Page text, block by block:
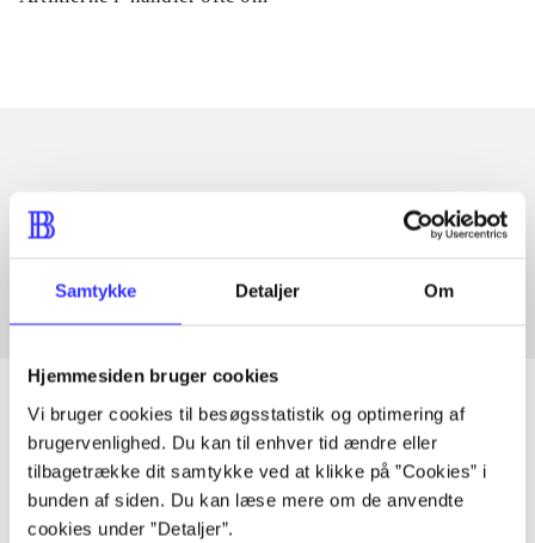
Samtykke Detaljer Om
Hjemmesiden bruger cookies
Vi bruger cookies til besøgsstatistik og optimering af
brugervenlighed. Du kan til enhver tid ændre eller
tilbagetrække dit samtykke ved at klikke på ”Cookies” i
bunden af siden. Du kan læse mere om de anvendte
cookies under ”Detaljer”.
Artikler med samme emner
Fra
Artikler
Alle registrerede artikler fordelt på udgivelser